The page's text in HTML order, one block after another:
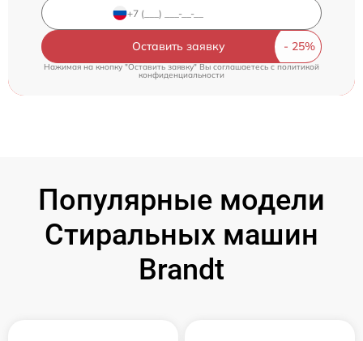
Оставить заявку
Нажимая на кнопку "Оставить заявку" Вы соглашаетесь cполитикой
конфиденциальности
Популярные модели
Стиральных машин
Brandt